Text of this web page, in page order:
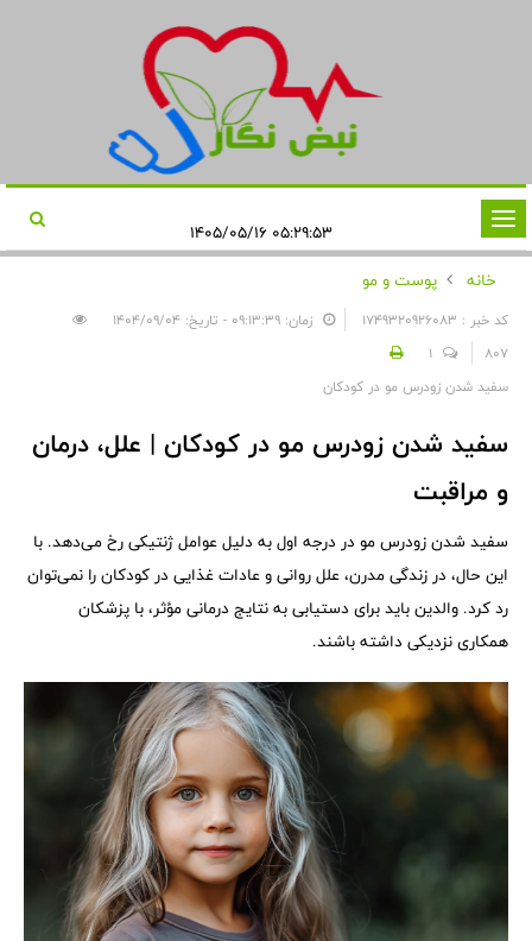
تغییر
وضعیت
ناوبری
خانه
پوست و مو
کد خبر : 1749320926083
زمان: ۰۹:۱۳:۳۹ - تاریخ: ۱۴۰۴/۰۹/۰۴
807
1
سفید شدن زودرس مو در کودکان
سفید شدن زودرس مو در کودکان | علل، درمان
و مراقبت
سفید شدن زودرس مو در درجه اول به دلیل عوامل ژنتیکی رخ می‌دهد. با
این حال، در زندگی مدرن، علل روانی و عادات غذایی در کودکان را نمی‌توان
رد کرد. والدین باید برای دستیابی به نتایج درمانی مؤثر، با پزشکان
همکاری نزدیکی داشته باشند.